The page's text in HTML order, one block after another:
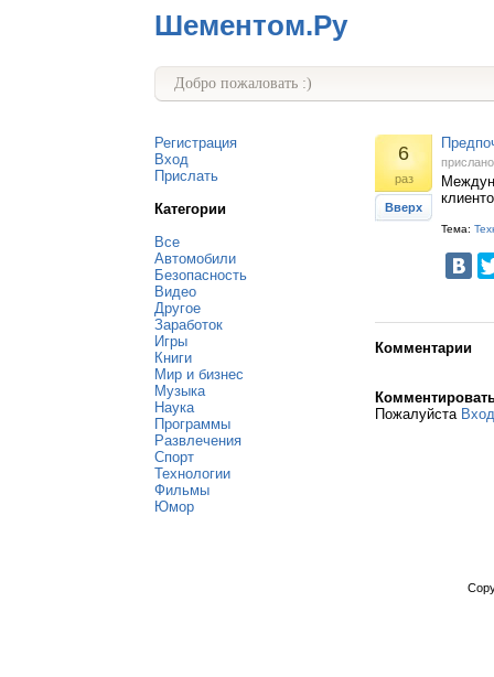
Шементом.Ру
Добро пожаловать :)
Регистрация
Вход
Прислать
Категории
Все
Автомобили
Безопасность
Видео
Другое
Заработок
Игры
Книги
Мир и бизнес
Музыка
Наука
Программы
Развлечения
Спорт
Технологии
Фильмы
Юмор
6
раз
Вверх
Тема:
Комментарии
Пожалуйста Вход